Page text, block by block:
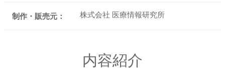
制作・販売元： 株式会社 医療情報研究所
内容紹介